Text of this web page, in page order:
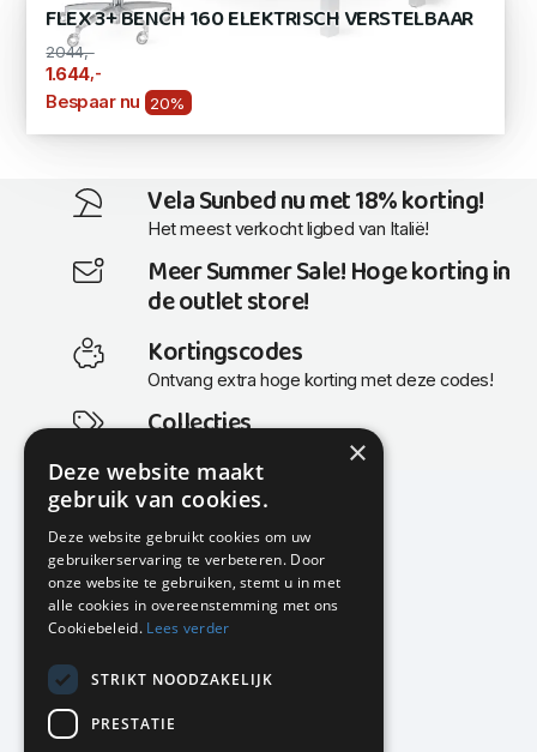
FLEX 3+ BENCH 160 ELEKTRISCH VERSTELBAAR
2044,-
1.644 ,-
Bespaar nu 20%
Vela Sunbed nu met 18% korting!
Het meest verkocht ligbed van Italië!
Meer Summer Sale! Hoge korting in
de outlet store!
Kortingscodes
Ontvang extra hoge korting met deze codes!
Collecties
Actuele en populaire collecties
KMP Kantoormeubilair
Airport Business Park
Frankfurtstraat 29-31
1175 RH Lijnden
020-617 01 26
info@kmpkantoormeubilair.nl
×
Deze website maakt
gebruik van cookies.
Deze website gebruikt cookies om uw
gebruikerservaring te verbeteren. Door
onze website te gebruiken, stemt u in met
alle cookies in overeenstemming met ons
Cookiebeleid. Lees verder
STRIKT NOODZAKELIJK
PRESTATIE